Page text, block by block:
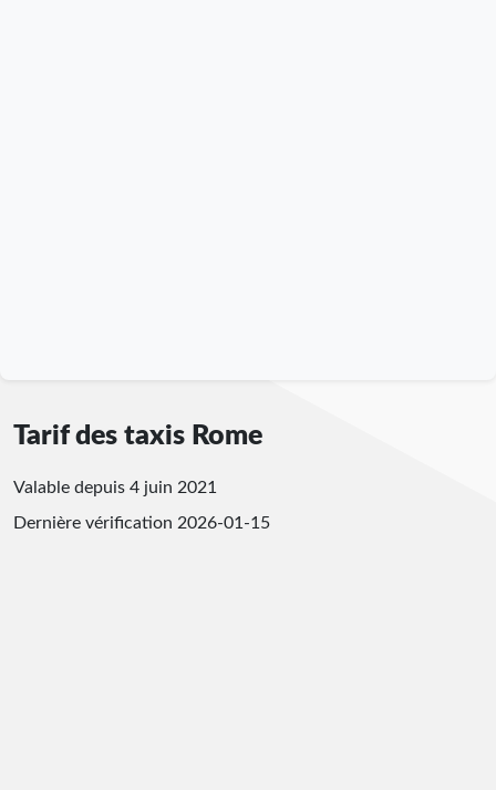
Tarif des taxis Rome
Valable depuis 4 juin 2021
Dernière vérification 2026-01-15